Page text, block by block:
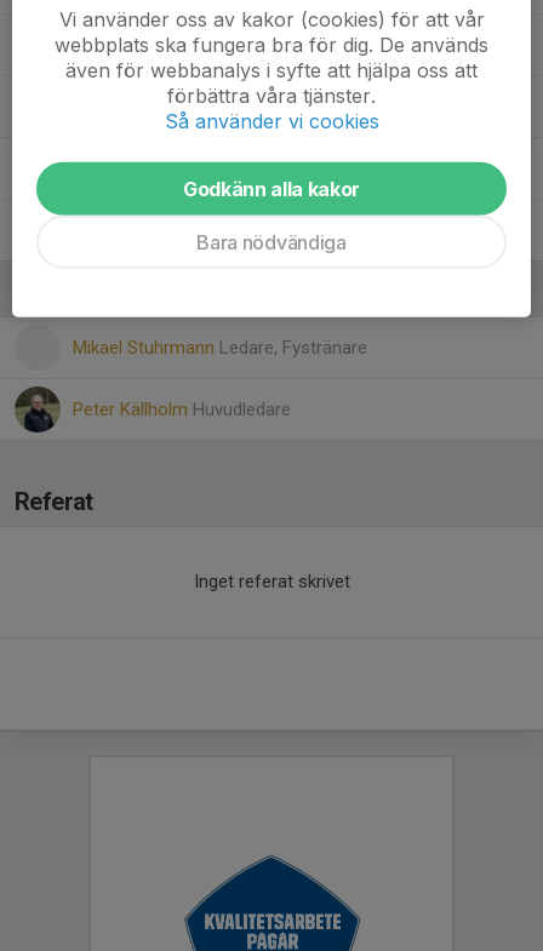
14. Nour Abolaban
14. Oliver Stuhrmann
16. Ludvig Källholm
25. Vincent Ekström
Mikael Stuhrmann Ledare, Fystränare
Peter Källholm Huvudledare
Referat
Inget referat skrivet
Vi använder oss av kakor (cookies) för att vår
webbplats ska fungera bra för dig. De används
även för webbanalys i syfte att hjälpa oss att
förbättra våra tjänster.
Så använder vi cookies
Godkänn alla kakor
Bara nödvändiga